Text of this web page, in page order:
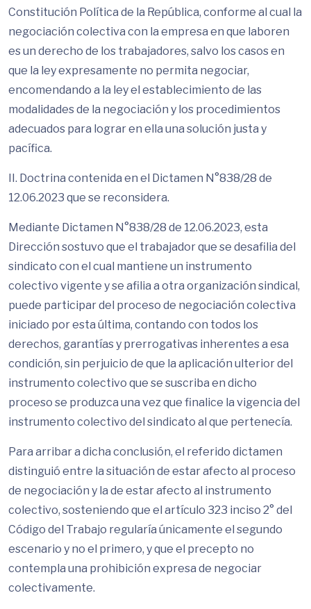
Constitución Política de la República, conforme al cual la
negociación colectiva con la empresa en que laboren
es un derecho de los trabajadores, salvo los casos en
que la ley expresamente no permita negociar,
encomendando a la ley el establecimiento de las
modalidades de la negociación y los procedimientos
adecuados para lograr en ella una solución justa y
pacífica.
II. Doctrina contenida en el Dictamen N°838/28 de
12.06.2023 que se reconsidera.
Mediante Dictamen N°838/28 de 12.06.2023, esta
Dirección sostuvo que el trabajador que se desafilia del
sindicato con el cual mantiene un instrumento
colectivo vigente y se afilia a otra organización sindical,
puede participar del proceso de negociación colectiva
iniciado por esta última, contando con todos los
derechos, garantías y prerrogativas inherentes a esa
condición, sin perjuicio de que la aplicación ulterior del
instrumento colectivo que se suscriba en dicho
proceso se produzca una vez que finalice la vigencia del
instrumento colectivo del sindicato al que pertenecía.
Para arribar a dicha conclusión, el referido dictamen
distinguió entre la situación de estar afecto al proceso
de negociación y la de estar afecto al instrumento
colectivo, sosteniendo que el artículo 323 inciso 2° del
Código del Trabajo regularía únicamente el segundo
escenario y no el primero, y que el precepto no
contempla una prohibición expresa de negociar
colectivamente.